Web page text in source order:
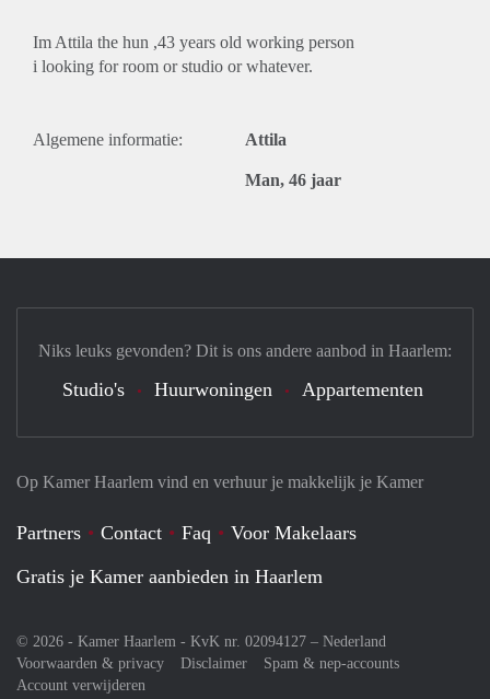
Im Attila the hun ,43 years old working person
i looking for room or studio or whatever.
Algemene informatie: Attila
Man, 46 jaar
Op Kamer Haarlem vind en verhuur je makkelijk je Kamer
Partners Contact Faq
Voor Makelaars
Gratis je Kamer aanbieden in Haarlem
© 2026 - Kamer Haarlem - KvK nr. 02094127 – Nederland
Voorwaarden & privacy
Disclaimer
Spam & nep-accounts
Account verwijderen
Niks leuks gevonden? Dit is ons andere aanbod in Haarlem:
Studio's Huurwoningen Appartementen